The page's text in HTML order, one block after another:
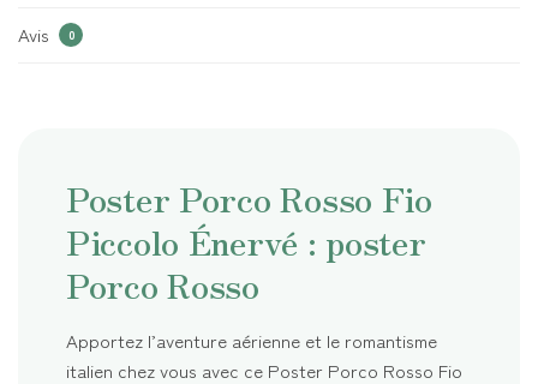
Avis 0
Poster Porco Rosso Fio
Piccolo Énervé : poster
Porco Rosso
Apportez l’aventure aérienne et le romantisme
italien chez vous avec ce Poster Porco Rosso Fio